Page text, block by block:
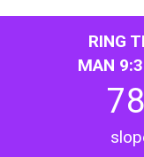
RING
MAN